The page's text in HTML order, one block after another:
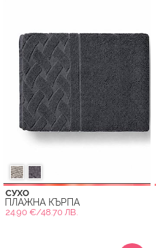
СУХО
ПЛАЖНА КЪРПА
24.90 €/48.70 ЛВ.